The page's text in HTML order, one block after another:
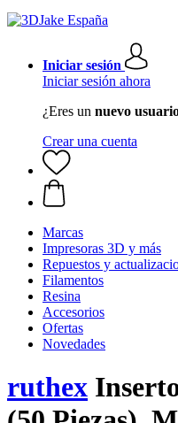
Iniciar sesión
Iniciar sesión ahora
¿Eres un nuevo
Crear una cuenta
Marcas
Impresoras 3D y más
Repuestos y
Filamentos
Resina
Accesorios
Ofertas
Novedades
ruthex